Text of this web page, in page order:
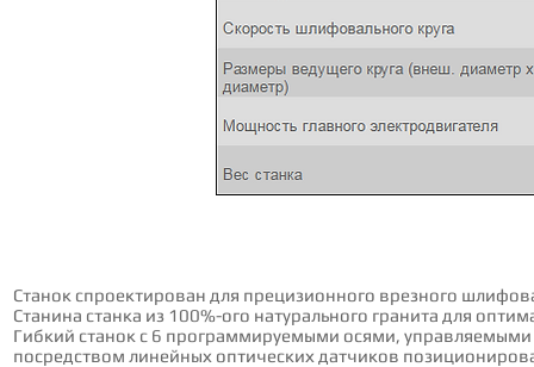
Станок спроектирован для прецизионного врезного
Станина станка из 100%-ого натурального гранита для
Гибкий станок с 6 программируемыми осями,
посредством линейных оптических датчиков